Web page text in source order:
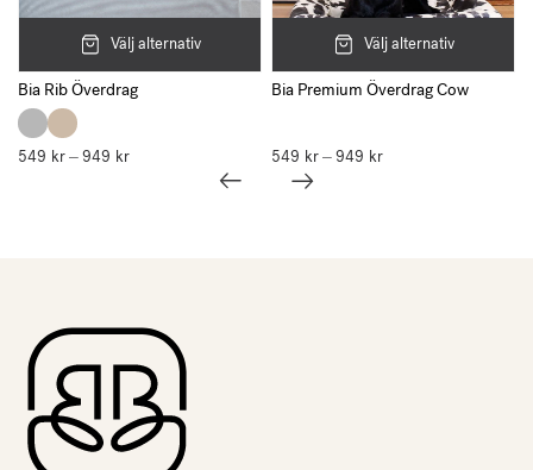
Välj alternativ
Bia Rib Överdrag
549 kr –949 krPrisintervall:
Välj alternativ
Bia Premium Överdrag Cow
549 kr –949 krPrisintervall: